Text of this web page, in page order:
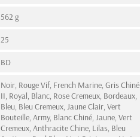
562 g
25
BD
Noir, Rouge Vif, French Marine, Gris Chiné
II, Royal, Blanc, Rose Cremeux, Bordeaux,
Bleu, Bleu Cremeux, Jaune Clair, Vert
Bouteille, Army, Blanc Chiné, Jaune, Vert
Cremeux, Anthracite Chine, Lilas, Bleu